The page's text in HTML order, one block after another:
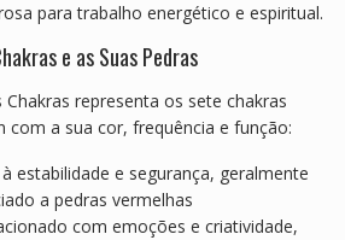
para trabalho energético e espiritual.
e as Suas Pedras
Chakras representa os sete chakras
com a sua cor, frequência e função:
estabilidade e segurança, geralmente
a pedras vermelhas
com emoções e criatividade,